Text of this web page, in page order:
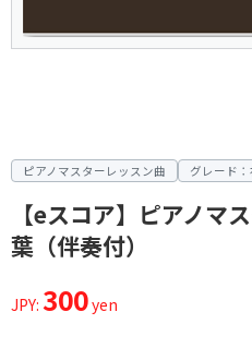
ピアノマスターレッスン曲 グレード
【eスコア】ピアノマ
葉（伴奏付）
JPY: 300yen